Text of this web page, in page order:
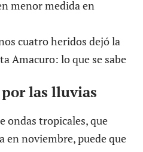
menor medida en
las lluvias
ondas tropicales, que
noviembre, puede que